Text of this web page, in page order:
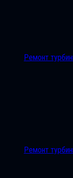
Ремонт
Ремонт